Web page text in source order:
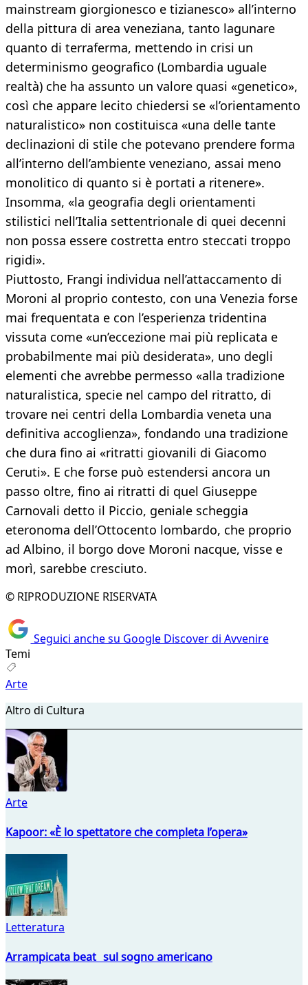
mainstream giorgionesco e tizianesco» all’interno
della pittura di area veneziana, tanto lagunare
quanto di terraferma, mettendo in crisi un
determinismo geografico (Lombardia uguale
realtà) che ha assunto un valore quasi «genetico»,
così che appare lecito chiedersi se «l’orientamento
naturalistico» non costituisca «una delle tante
declinazioni di stile che potevano prendere forma
all’interno dell’ambiente veneziano, assai meno
monolitico di quanto si è portati a ritenere».
Insomma, «la geografia degli orientamenti
stilistici nell’Italia settentrionale di quei decenni
non possa essere costretta entro steccati troppo
rigidi».
Piuttosto, Frangi individua nell’attaccamento di
Moroni al proprio contesto, con una Venezia forse
mai frequentata e con l’esperienza tridentina
vissuta come «un’eccezione mai più replicata e
probabilmente mai più desiderata», uno degli
elementi che avrebbe permesso «alla tradizione
naturalistica, specie nel campo del ritratto, di
trovare nei centri della Lombardia veneta una
definitiva accoglienza», fondando una tradizione
che dura fino ai «ritratti giovanili di Giacomo
Ceruti». E che forse può estendersi ancora un
passo oltre, fino ai ritratti di quel Giuseppe
Carnovali detto il Piccio, geniale scheggia
eteronoma dell’Ottocento lombardo, che proprio
ad Albino, il borgo dove Moroni nacque, visse e
morì, sarebbe cresciuto.
© RIPRODUZIONE RISERVATA
Seguici anche su Google Discover di Avvenire
Temi
Arte
Altro di Cultura
Arte
Kapoor: «È lo spettatore che completa l’opera»
Letteratura
Arrampicata beat sul sogno americano